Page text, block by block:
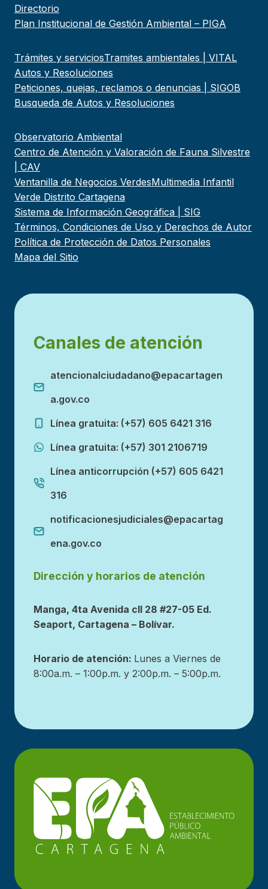
Directorio
Plan Institucional de Gestión Ambiental – PIGA
Trámites y serviciosTramites ambientales | VITAL
Autos y Resoluciones
Peticiones, quejas, reclamos o denuncias | SIGOB
Busqueda de Autos y Resoluciones
Observatorio Ambiental
Centro de Atención y Valoración de Fauna Silvestre
| CAV
Ventanilla de Negocios VerdesMultimedia Infantil
Verde Distrito Cartagena
Sistema de Información Geográfica | SIG
Términos, Condiciones de Uso y Derechos de Autor
Política de Protección de Datos Personales
Mapa del Sitio
Canales de atención
atencionalciudadano@epacartagen
a.gov.co
Línea gratuita: (+57) 605 6421 316
Línea gratuita: (+57) 301 2106719
Línea anticorrupción (+57) 605 6421
316
notificacionesjudiciales@epacartag
ena.gov.co
Dirección y horarios de atención
Manga, 4ta Avenida cll 28 #27-05 Ed.
Seaport, Cartagena – Bolívar.
Horario de atención: Lunes a Viernes de
8:00a.m. – 1:00p.m. y 2:00p.m. – 5:00p.m.